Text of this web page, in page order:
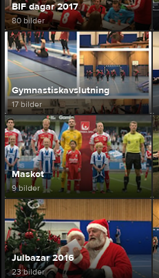
BIF dagar 2017
80 bilder
Gymnastiskavslutning
17 bilder
Maskot
9 bilder
Julbazar 2016
23 bilder